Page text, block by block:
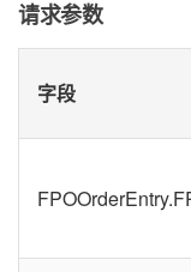
请求参数
字段